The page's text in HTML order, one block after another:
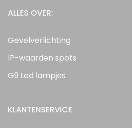
ALLES OVER:
Gevelverlichting
IP-waarden spots
G9 Led lampjes
KLANTENSERVICE